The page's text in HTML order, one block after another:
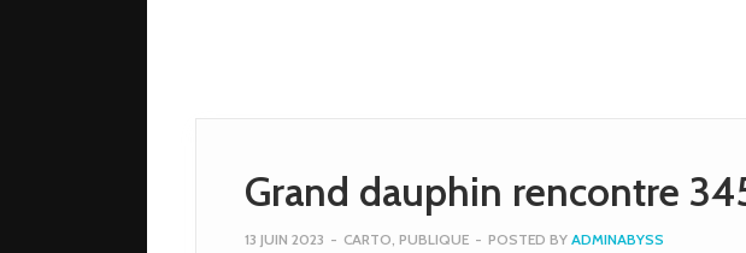
Grand dauphin rencontre
13 JUIN 2023 - CARTO, PUBLIQUE - POSTED BY ADMINABYSS